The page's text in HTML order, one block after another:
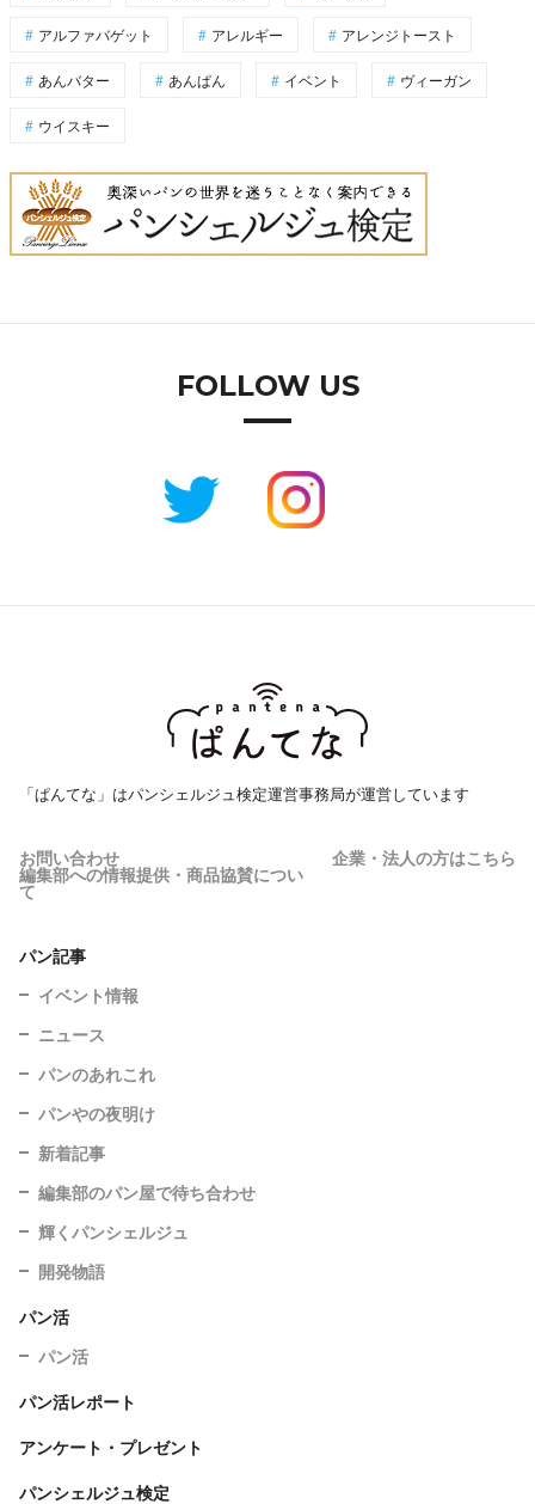
アルファバゲット アレルギー アレンジトースト
あんバター あんぱん イベント ヴィーガン
ウイスキー
FOLLOW US
「ぱんてな」はパンシェルジュ検定運営事務局が運営しています
お問い合わせ 企業・法人の方はこちら
編集部への情報提供・商品協賛につい
て
パン記事
イベント情報
ニュース
パンのあれこれ
パンやの夜明け
新着記事
編集部のパン屋で待ち合わせ
輝くパンシェルジュ
開発物語
パン活
パン活
パン活レポート
アンケート・プレゼント
パンシェルジュ検定